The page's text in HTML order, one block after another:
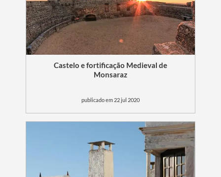
Castelo e fortificação Medieval de
Monsaraz
publicado em 22 jul 2020